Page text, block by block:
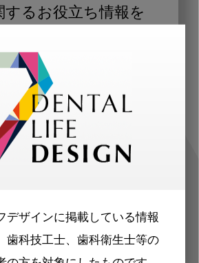
デザインに掲載している情報
歯科技工士、歯科衛生士等の
するお役立ち情報を
いた職種（歯科医師、歯
科技工士）に合わせた内
ガジンをお届けします。